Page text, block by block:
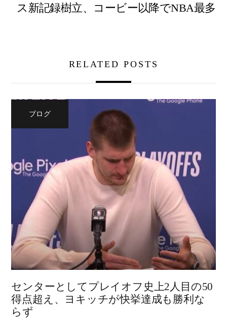
ス新記録樹立、コービー以降でNBA最多
RELATED POSTS
ブログ
センターとしてプレイオフ史上2人目の50
得点超え、ヨキッチが快挙達成も勝利な
らず